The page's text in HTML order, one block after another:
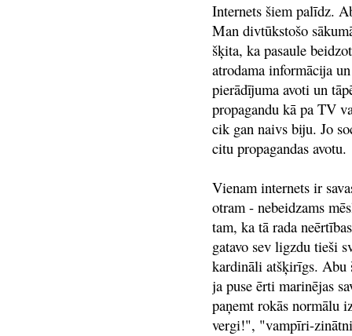
Internets šiem palīdz.
Man divtūkstošo
šķita, ka pasaule
atrodama informācija
pierādījuma avoti un
propagandu kā pa TV
cik gan naivs biju. Jo
citu propagandas avotu.
Vienam internets ir
otram - nebeidzams
tam, ka tā rada
gatavo sev ligzdu tieši
kardināli atšķirīgs. Abu
ja puse ērti marinējas
paņemt rokās normālu
vergi!", "vampīri-